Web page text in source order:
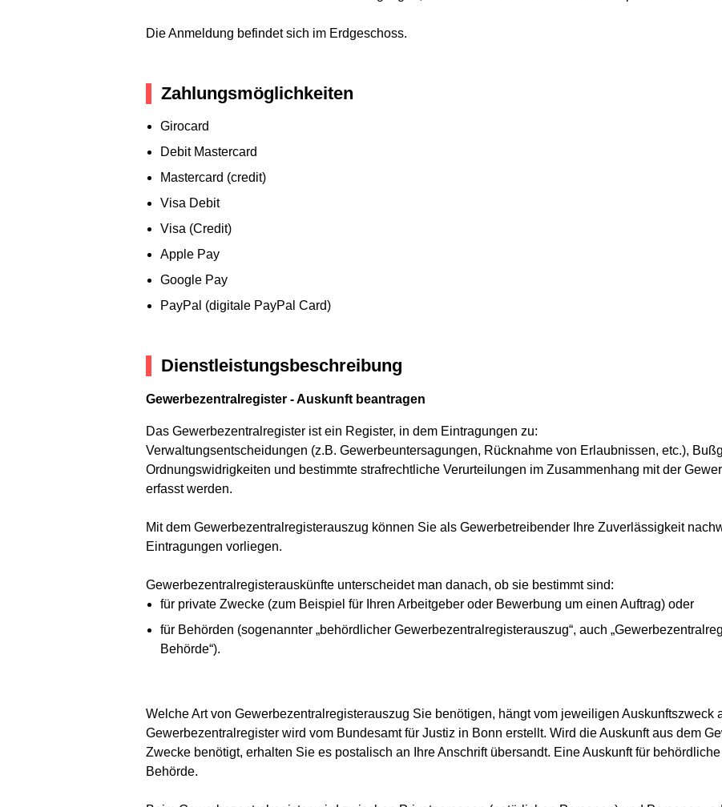
Die Anmeldung befindet sich im Erdgeschoss.
Zahlungsmöglichkeiten
Girocard
Debit Mastercard
Mastercard (credit)
Visa Debit
Visa (Credit)
Apple Pay
Google Pay
PayPal (digitale PayPal Card)
Dienstleistungsbeschreibung
Gewerbezentralregister - Auskunft beantragen
Das Gewerbezentralregister ist ein Register, in dem Eintragungen zu:
Verwaltungsentscheidungen (z.B. Gewerbeuntersagungen, Rücknahme von Erlaubnissen, etc.),
Ordnungswidrigkeiten und bestimmte strafrechtliche Verurteilungen im Zusammenhang mit der
erfasst werden.
Mit dem Gewerbezentralregisterauszug können Sie als Gewerbetreibender Ihre Zuverlässigkeit
Eintragungen vorliegen.
Gewerbezentralregisterauskünfte unterscheidet man danach, ob sie bestimmt sind:
für private Zwecke (zum Beispiel für Ihren Arbeitgeber oder Bewerbung um einen Auftrag) oder
für Behörden (sogenannter „behördlicher Gewerbezentralregisterauszug“, auch
Behörde“).
Welche Art von Gewerbezentralregisterauszug Sie benötigen, hängt vom jeweiligen Auskunftszweck
Gewerbezentralregister wird vom Bundesamt für Justiz in Bonn erstellt. Wird die Auskunft aus dem
Zwecke benötigt, erhalten Sie es postalisch an Ihre Anschrift übersandt. Eine Auskunft für
Behörde.